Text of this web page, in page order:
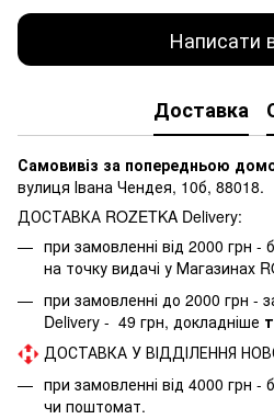
Написати
Доставка
Самовивіз за попередньою
вулиця Івана Чендея, 10б, 88018.
ДОСТАВКА ROZETKA Delivery:
при замовленні від 2000 грн -
на точку видачі у Магазинах
при замовленні до 2000 грн -
Delivery - 49 грн, докладніше
ДОСТАВКА У ВІДДІЛЕННЯ
при замовленні від 4000 грн -
чи поштомат.